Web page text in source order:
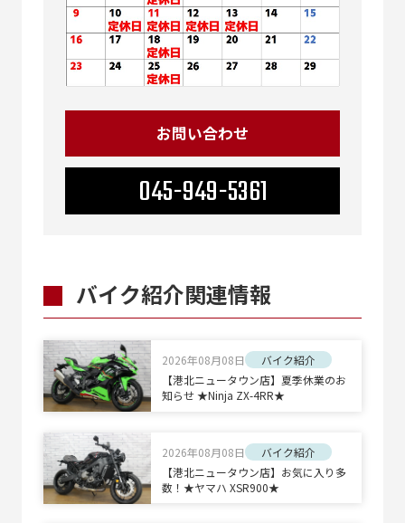
お問い合わせ
045-949-5361
バイク紹介関連情報
2026年08月08日
バイク紹介
【港北ニュータウン店】夏季休業のお
知らせ ★Ninja ZX-4RR★
2026年08月08日
バイク紹介
【港北ニュータウン店】お気に入り多
数！★ヤマハ XSR900★